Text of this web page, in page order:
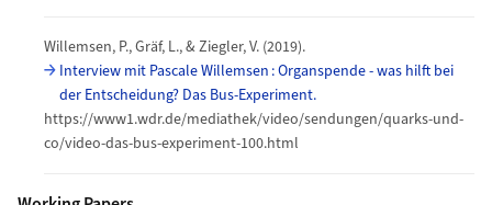
Willemsen, P., Gräf, L., & Ziegler, V. (2019).
Interview mit Pascale Willemsen : Organspende - was hilft bei
der Entscheidung? Das Bus-Experiment.
https://www1.wdr.de/mediathek/video/sendungen/quarks-und-
co/video-das-bus-experiment-100.html